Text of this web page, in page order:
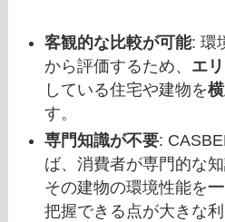
客観的な比較が可能: 環
から評価するため、 エ
している住宅や建物を
す。
専門知識が不要:
ば、消費者が専門的な
その建物の環境性能を
把握できる点が大きな利